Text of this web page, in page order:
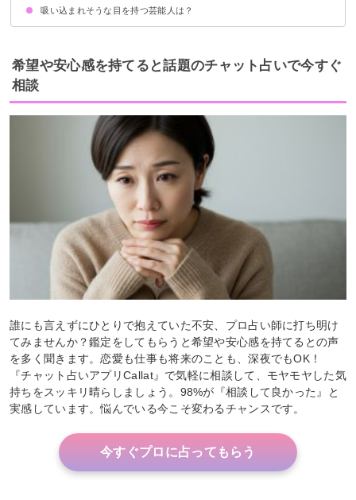
怖いと感じる人：波動の高さ・エネルギーに圧倒されている
魅力的と感じる人：波動の高さ・感受性に憧れを抱いている
吸い込まれそうな目を持つ芸能人は？
北川景子
橋本環奈
広瀬すず
希望や安心感を持てると話題のチャット占いで今すぐ
相談
誰にも言えずにひとりで抱えていた不安、プロ占い師に打ち明け
てみませんか？鑑定をしてもらうと希望や安心感を持てるとの声
を多く聞きます。恋愛も仕事も将来のことも、深夜でもOK！
『チャット占いアプリCallat』で気軽に相談して、モヤモヤした気
持ちをスッキリ晴らしましょう。98%が『相談して良かった』と
実感しています。悩んでいる今こそ変わるチャンスです。
今すぐプロに占ってもらう